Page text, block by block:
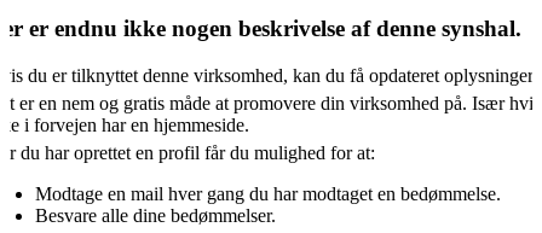
er endnu ikke nogen beskrivelse af denne synshal.
du er tilknyttet denne virksomhed, kan du få opdateret
er en nem og gratis måde at promovere din virksomhed på. Især
i forvejen har en hjemmeside.
du har oprettet en profil får du mulighed for at:
Modtage en mail hver gang du har modtaget en bedømmelse.
Besvare alle dine bedømmelser.